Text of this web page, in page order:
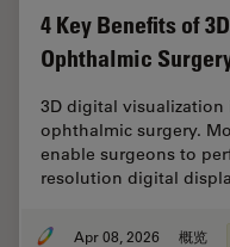
4 Key Benefits of
Ophthalmic
3D digital
ophthalmic surgery.
enable surgeons to
resolution digital
Apr 08, 2026 概览